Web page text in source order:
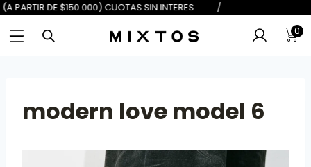
$100.000) 6 (A PARTIR DE
0
modern love model 6